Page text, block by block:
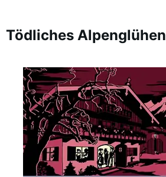
Tödliches Alpenglühen